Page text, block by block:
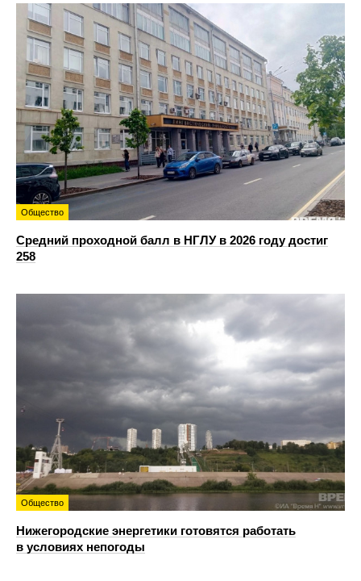
Общество
Средний проходной балл в НГЛУ в 2026 году достиг
258
Общество
Нижегородские энергетики готовятся работать
в условиях непогоды